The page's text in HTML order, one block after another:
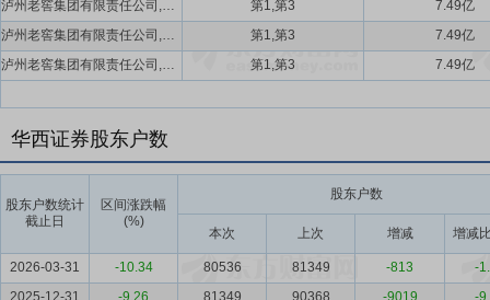
泸州老窖集团有限责任公司,泸州老窖股份有限公司 第1,第3
7.49亿
泸州老窖集团有限责任公司,泸州老窖股份有限公司
第1,第3
7.49亿
泸州老窖集团有限责任公司,泸州老窖股份有限公司
第1,第3 7.49亿
华西证券股东户数
股东户数统计
截止日
区间涨跌幅
(%)
股东户数
本次 上次 增减 增减
2026-03-31 -10.34 80536 81349 -813
-
2025-12-31
-9.26 81349 90368 -9019
-